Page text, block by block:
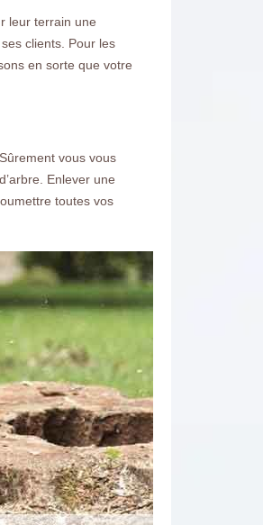
leur terrain une
clients. Pour les
en sorte que votre
vous vous
Enlever une
toutes vos